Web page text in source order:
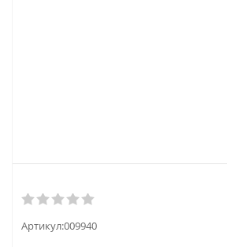
Артикул:009940